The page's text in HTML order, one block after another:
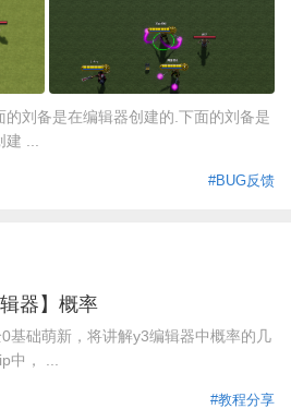
刘备是在编辑器创建的.下面的刘备是
...
#BUG反馈
器】概率
基础萌新，将讲解y3编辑器中概率的几
中， ...
#教程分享